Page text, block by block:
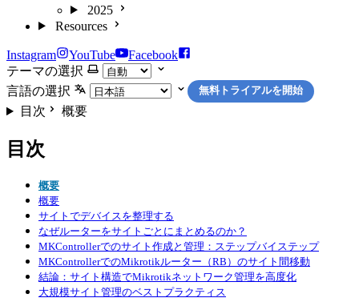
2025
Resources
Instagram YouTube
Facebook
テーマの選択
言語の選択
無料トライアルを開始
目次 概要
目次
概要
概要
サイトでデバイスを整理する
なぜルーターをサイトごとにまとめるのか？
MKControllerでのサイト作成と管理：ステップバイステップ
MKControllerでのMikrotikルーター（RB）のサイト間移動
結論：サイト構造でMikrotikネットワーク管理を高度化
大規模サイト管理のベストプラクティス